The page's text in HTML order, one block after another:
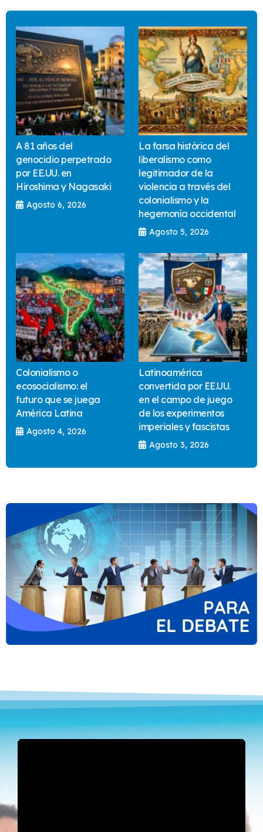
A 81 años del
genocidio perpetrado
por EE.UU. en
Hiroshima y Nagasaki
Agosto 6, 2026
La farsa histórica del
liberalismo como
legitimador de la
violencia a través del
colonialismo y la
hegemonía occidental
Agosto 5, 2026
Colonialismo o
ecosocialismo: el
futuro que se juega
América Latina
Agosto 4, 2026
Latinoamérica
convertida por EE.UU.
en el campo de juego
de los experimentos
imperiales y fascistas
Agosto 3, 2026